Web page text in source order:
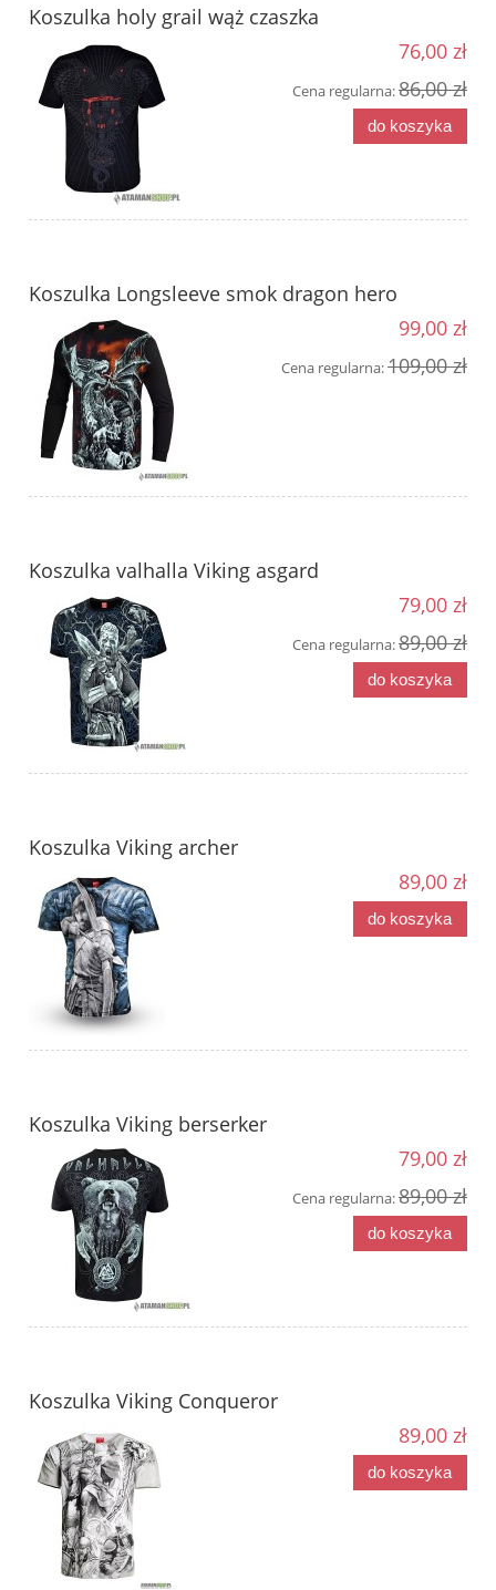
Koszulka holy grail wąż czaszka
76,00 zł
Cena regularna:86,00 zł
do koszyka
Koszulka Longsleeve smok dragon hero
99,00 zł
Cena regularna:109,00 zł
Koszulka valhalla Viking asgard
79,00 zł
Cena regularna:89,00 zł
do koszyka
Koszulka Viking archer
89,00 zł
do koszyka
Koszulka Viking berserker
79,00 zł
Cena regularna:89,00 zł
do koszyka
Koszulka Viking Conqueror
89,00 zł
do koszyka